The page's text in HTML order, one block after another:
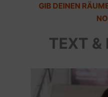
GIB DEINEN
TEXT &